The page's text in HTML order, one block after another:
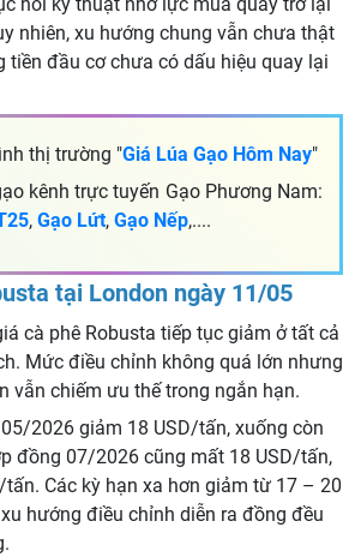
hồi kỹ thuật nhờ lực mua quay trở lại
nhiên, xu hướng chung vẫn chưa thật
tiền đầu cơ chưa có dấu hiệu quay lại
thị trường "Giá Lúa Gạo Hôm Nay"
kênh trực tuyến Gạo Phương Nam:
, Gạo Lứt, Gạo Nếp,....
tại London ngày 11/05
cà phê Robusta tiếp tục giảm ở tất cả
Mức điều chỉnh không quá lớn nhưng
vẫn chiếm ưu thế trong ngắn hạn.
2026 giảm 18 USD/tấn, xuống còn
đồng 07/2026 cũng mất 18 USD/tấn,
tấn. Các kỳ hạn xa hơn giảm từ 17 – 20
hướng điều chỉnh diễn ra đồng đều